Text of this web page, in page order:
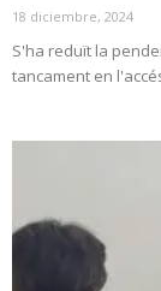
18 diciembre, 2024
S'ha reduït la
tancament en